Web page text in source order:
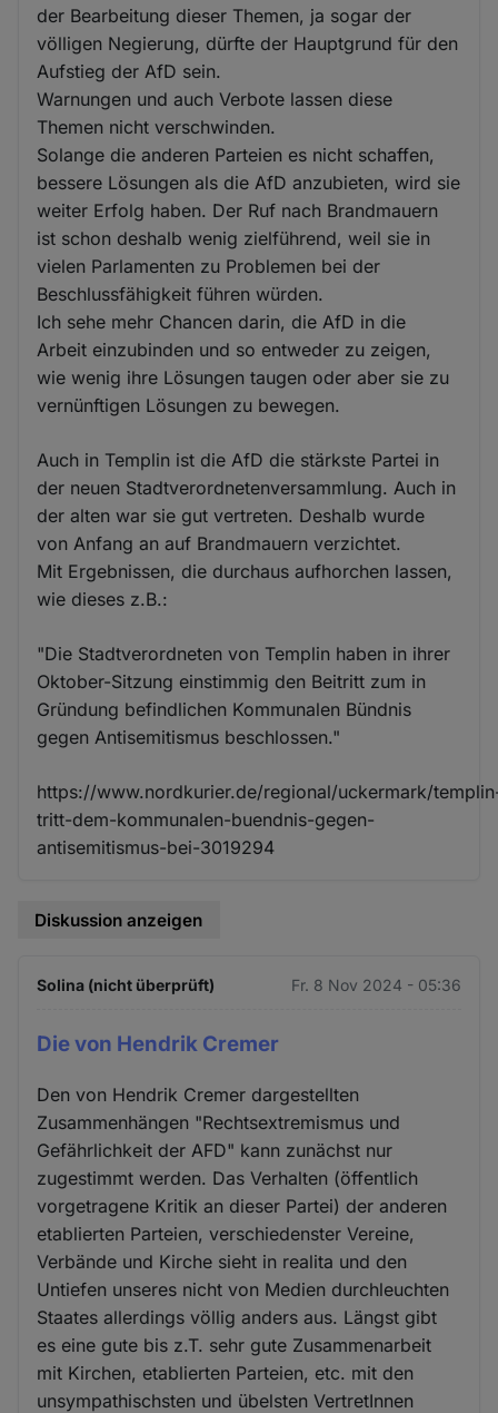
der Bearbeitung dieser Themen, ja sogar der
völligen Negierung, dürfte der Hauptgrund für den
Aufstieg der AfD sein.
Warnungen und auch Verbote lassen diese
Themen nicht verschwinden.
Solange die anderen Parteien es nicht schaffen,
bessere Lösungen als die AfD anzubieten, wird sie
weiter Erfolg haben. Der Ruf nach Brandmauern
ist schon deshalb wenig zielführend, weil sie in
vielen Parlamenten zu Problemen bei der
Beschlussfähigkeit führen würden.
Ich sehe mehr Chancen darin, die AfD in die
Arbeit einzubinden und so entweder zu zeigen,
wie wenig ihre Lösungen taugen oder aber sie zu
vernünftigen Lösungen zu bewegen.
Auch in Templin ist die AfD die stärkste Partei in
der neuen Stadtverordnetenversammlung. Auch in
der alten war sie gut vertreten. Deshalb wurde
von Anfang an auf Brandmauern verzichtet.
Mit Ergebnissen, die durchaus aufhorchen lassen,
wie dieses z.B.:
"Die Stadtverordneten von Templin haben in ihrer
Oktober-Sitzung einstimmig den Beitritt zum in
Gründung befindlichen Kommunalen Bündnis
gegen Antisemitismus beschlossen."
https://www.nordkurier.de/regional/uckermark/
tritt-dem-kommunalen-buendnis-gegen-
antisemitismus-bei-3019294
Diskussion anzeigen
Solina (nicht überprüft) Fr. 8 Nov 2024 - 05:36
Die von Hendrik Cremer
Den von Hendrik Cremer dargestellten
Zusammenhängen "Rechtsextremismus und
Gefährlichkeit der AFD" kann zunächst nur
zugestimmt werden. Das Verhalten (öffentlich
vorgetragene Kritik an dieser Partei) der anderen
etablierten Parteien, verschiedenster Vereine,
Verbände und Kirche sieht in realita und den
Untiefen unseres nicht von Medien durchleuchten
Staates allerdings völlig anders aus. Längst gibt
es eine gute bis z.T. sehr gute Zusammenarbeit
mit Kirchen, etablierten Parteien, etc. mit den
unsympathischsten und übelsten VertretInnen